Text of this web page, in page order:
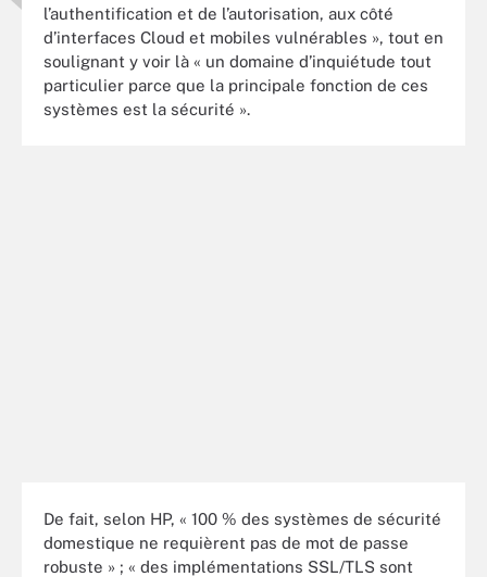
l’authentification et de l’autorisation, aux côté
d’interfaces Cloud et mobiles vulnérables », tout en
soulignant y voir là « un domaine d’inquiétude tout
particulier parce que la principale fonction de ces
systèmes est la sécurité ».
De fait, selon HP, « 100 % des systèmes de sécurité
domestique ne requièrent pas de mot de passe
robuste » ; « des implémentations SSL/TLS sont